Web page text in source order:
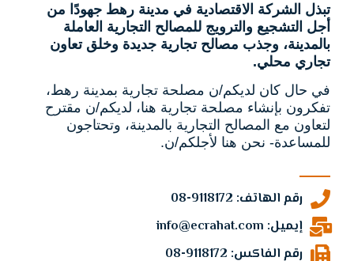
تبذل الشركة الاقتصادية في مدينة رهط جهودًا من
أجل التشجيع والترويج للمصالح التجارية العاملة
بالمدينة، وجذب مصالح تجارية جديدة وخلق تعاون
تجاري محلي.
في حال كان لديكم/ن مصلحة تجارية بمدينة رهط،
تفكرون بإنشاء مصلحة تجارية هنا، لديكم/ن مقترح
لتعاون مع المصالح التجارية بالمدينة، وتحتاجون
للمساعدة- نحن هنا لأجلكم/ن.
رقم الهاتف: 9118172-08
إيميل: info@ecrahat.com
رقم الفاكس: 9118172-08